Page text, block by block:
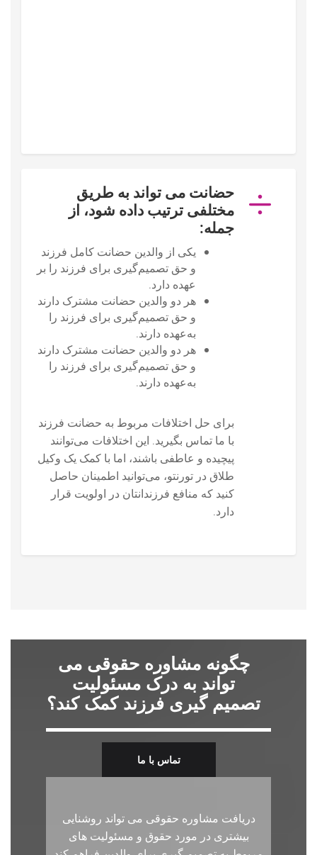
حضانت می تواند به طریق
مختلفی ترتیب داده شود، از
جمله:
یکی از والدین حضانت کامل فرزند
و حق تصمیم‌گیری برای فرزند را بر
عهده دارد.
هر دو والدین حضانت مشترک دارند
و حق تصمیم‌گیری برای فرزند را
به‌عهده دارند.
هر دو والدین حضانت مشترک دارند
و حق تصمیم‌گیری برای فرزند را
به‌عهده دارند.
برای حل اختلافات مربوط به حضانت فرزند
با ما تماس بگیرید. این اختلافات می‌توانند
پیچیده و عاطفی باشند، اما با کمک یک وکیل
طلاق در تورنتو، می‌توانید اطمینان حاصل
کنید که منافع فرزندانتان در اولویت قرار
دارد.
چگونه مشاوره حقوقی می
تواند به درک مسئولیت
تصمیم گیری فرزند کمک کند؟
تماس با ما
دریافت مشاوره حقوقی می تواند روشنایی
بیشتری در مورد حقوق و مسئولیت های